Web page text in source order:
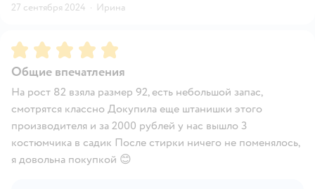
27 сентября 2024 · Ирина
Рейтинг:5
Общие впечатления
На рост 82 взяла размер 92, есть небольшой запас,
смотрятся классно Докупила еще штанишки этого
производителя и за 2000 рублей у нас вышло 3
костюмчика в садик После стирки ничего не поменялось,
я довольна покупкой 😊